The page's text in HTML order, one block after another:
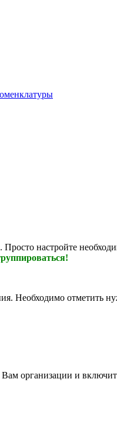
Просто настройте
Необходимо отметить
Вам организации и